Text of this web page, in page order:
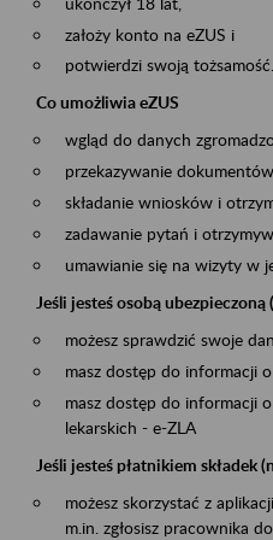
założy konto na eZUS i
potwierdzi swoją tożsamość.
Co umożliwia eZUS
wgląd do danych
przekazywanie
składanie wniosków i
zadawanie pytań i
umawianie się na wizyty w
Jeśli jesteś osobą
możesz sprawdzić swoje
masz dostęp do informacji
masz dostęp do informacji
lekarskich - e-ZLA
Jeśli jesteś płatnikiem składek
możesz skorzystać z
m.in. zgłosisz pracownika